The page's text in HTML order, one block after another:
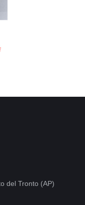
del Tronto (AP)